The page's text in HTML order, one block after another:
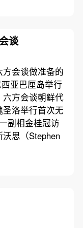
谈
会谈做准备的
亚巴厘岛举行
方会谈朝鲜代
洛举行首次无
副相金桂冠访
思（Stephen